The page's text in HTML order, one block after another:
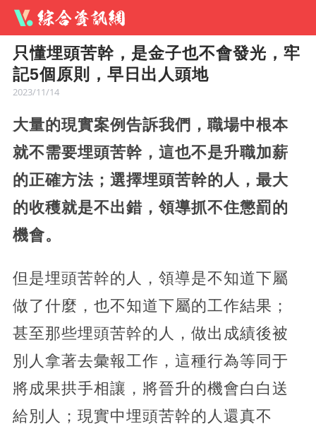
只懂埋頭苦幹，是金子也不會發光，牢
記5個原則，早日出人頭地
2023/11/14
大量的現實案例告訴我們，職場中根本
就不需要埋頭苦幹，這也不是升職加薪
的正確方法；選擇埋頭苦幹的人，最大
的收穫就是不出錯，領導抓不住懲罰的
機會。
但是埋頭苦幹的人，領導是不知道下屬
做了什麼，也不知道下屬的工作結果；
甚至那些埋頭苦幹的人，做出成績後被
別人拿著去彙報工作，這種行為等同于
將成果拱手相讓，將晉升的機會白白送
給別人；現實中埋頭苦幹的人還真不